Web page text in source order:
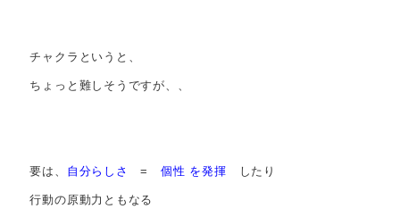
チャクラというと、
ちょっと難しそうですが、、
要は、 自分らしさ = 個性 を発揮 したり
行動の原動力ともなる